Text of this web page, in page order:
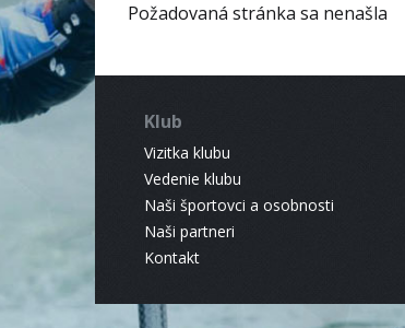
Požadovaná stránka sa nenašla
Klub
Vizitka klubu
Vedenie klubu
Naši športovci a osobnosti
Naši partneri
Kontakt